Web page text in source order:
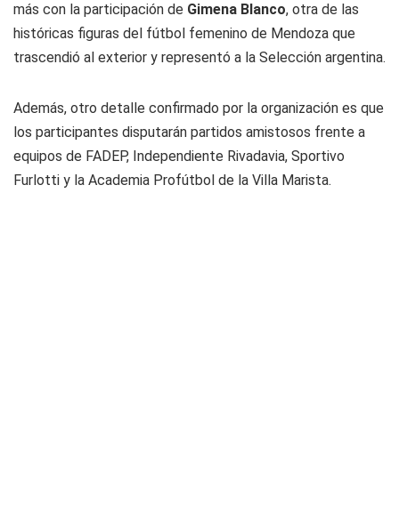
más con la participación de Gimena Blanco, otra de las
históricas figuras del fútbol femenino de Mendoza que
trascendió al exterior y representó a la Selección argentina.
Además, otro detalle confirmado por la organización es que
los participantes disputarán partidos amistosos frente a
equipos de FADEP, Independiente Rivadavia, Sportivo
Furlotti y la Academia Profútbol de la Villa Marista.